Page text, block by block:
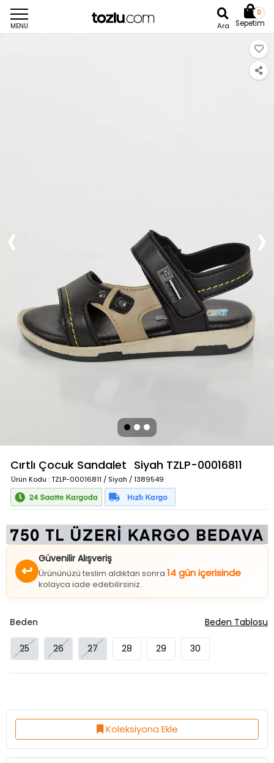
MENU Ara
0
Sepetim
Cırtlı Çocuk Sandalet Siyah TZLP-00016811
Ürün Kodu : TZLP-00016811 / Siyah / 1389549
↩
Güvenilir Alışveriş
Ürününüzü teslim aldıktan sonra 14 gün içerisinde
kolayca iade edebilirsiniz.
Beden
25 26 27 28 29 30
Beden Tablosu
Koleksiyona Ekle